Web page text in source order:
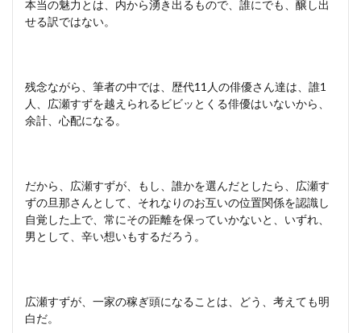
本当の魅力とは、内から湧き出るもので、誰にでも、醸し出
せる訳ではない。
残念ながら、筆者の中では、歴代11人の俳優さん達は、誰1
人、広瀬すずを越えられるビビッとくる俳優はいないから、
余計、心配になる。
だから、広瀬すずが、もし、誰かを選んだとしたら、広瀬す
ずの旦那さんとして、それなりのお互いの位置関係を認識し
自覚した上で、常にその距離を保っていかないと、いずれ、
男として、辛い想いもするだろう。
広瀬すずが、一家の稼ぎ頭になることは、どう、考えても明
白だ。